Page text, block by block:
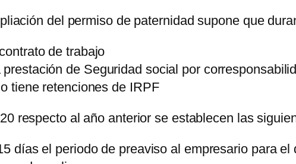
del permiso de paternidad supone que
de trabajo
de Seguridad social por
tiene retenciones de IRPF
respecto al año anterior se establecen las
días el periodo de preaviso al empresario para